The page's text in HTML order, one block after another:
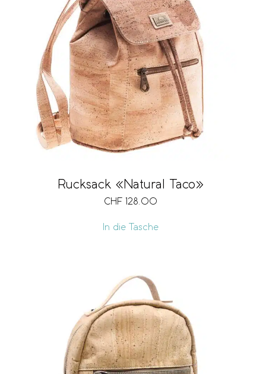
Rucksack «Natural Taco»
CHF 128.00
In die Tasche